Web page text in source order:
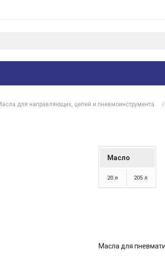
для направляющих, цепей и пневмоинструмента /
Масло
20 л 205 л
Масла для